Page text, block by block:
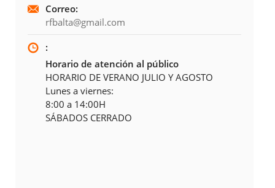
Correo:
rfbalta@gmail.com
:
Horario de atención al público
HORARIO DE VERANO JULIO Y AGOSTO
Lunes a viernes:
8:00 a 14:00H
SÁBADOS CERRADO